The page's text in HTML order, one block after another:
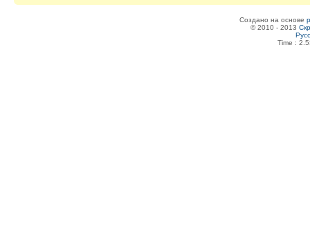
Создано на основе
© 2010 - 2013
Time :